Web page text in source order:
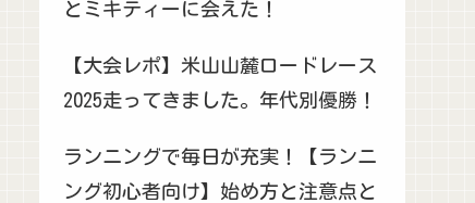
とミキティーに会えた！
【大会レポ】米山山麓ロードレース
2025走ってきました。年代別優勝！
ランニングで毎日が充実！【ランニ
ング初心者向け】始め方と注意点と